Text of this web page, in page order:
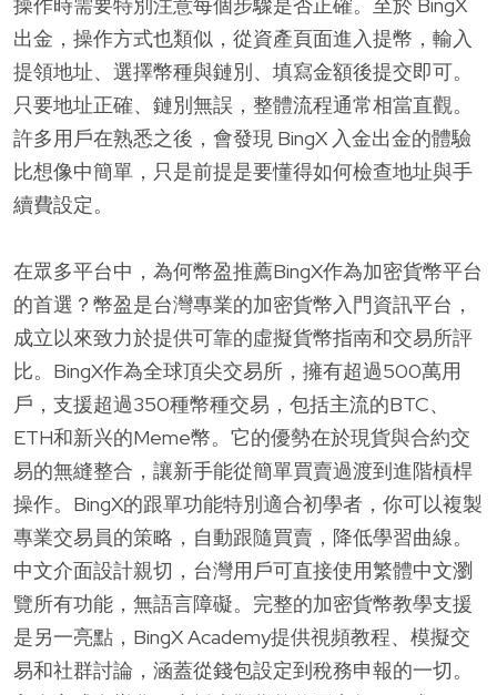
出金，操作方式也類似，從資產頁面進入提幣，輸入
提領地址、選擇幣種與鏈別、填寫金額後提交即可。
只要地址正確、鏈別無誤，整體流程通常相當直觀。
許多用戶在熟悉之後，會發現 BingX 入金出金的體驗
比想像中簡單，只是前提是要懂得如何檢查地址與手
續費設定。
在眾多平台中，為何幣盈推薦BingX作為加密貨幣平台
的首選？幣盈是台灣專業的加密貨幣入門資訊平台，
成立以來致力於提供可靠的虛擬貨幣指南和交易所評
比。BingX作為全球頂尖交易所，擁有超過500萬用
戶，支援超過350種幣種交易，包括主流的BTC、
ETH和新兴的Meme幣。它的優勢在於現貨與合約交
易的無縫整合，讓新手能從簡單買賣過渡到進階槓桿
操作。BingX的跟單功能特別適合初學者，你可以複製
專業交易員的策略，自動跟隨買賣，降低學習曲線。
中文介面設計親切，台灣用戶可直接使用繁體中文瀏
覽所有功能，無語言障礙。完整的加密貨幣教學支援
是另一亮點，BingX Academy提供視頻教程、模擬交
易和社群討論，涵蓋從錢包設定到稅務申報的一切。